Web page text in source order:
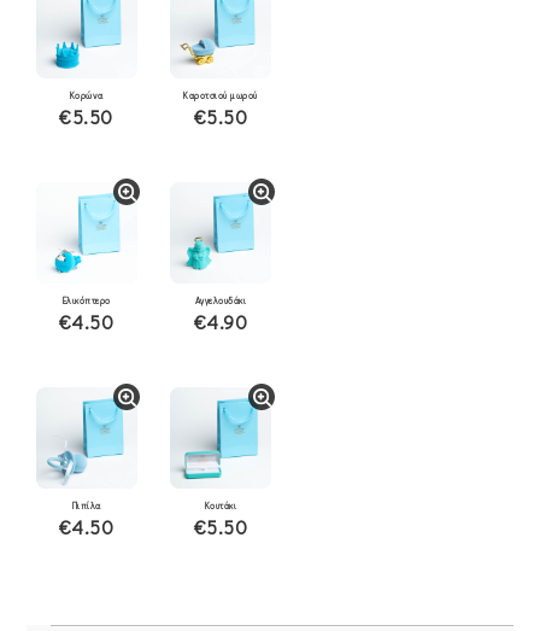
Κορώνα
€5.50
Καροτσιού μωρού
€5.50
Ελικόπτερο
€4.50
Αγγελουδάκι
€4.90
Πιπίλα
€4.50
Κουτάκι
€5.50